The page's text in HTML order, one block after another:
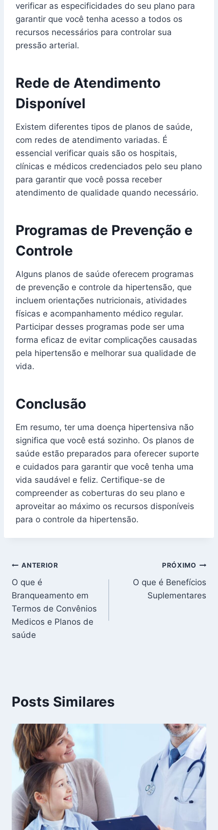
verificar as especificidades do seu plano para
garantir que você tenha acesso a todos os
recursos necessários para controlar sua
pressão arterial.
Rede de Atendimento
Disponível
Existem diferentes tipos de planos de saúde,
com redes de atendimento variadas. É
essencial verificar quais são os hospitais,
clínicas e médicos credenciados pelo seu plano
para garantir que você possa receber
atendimento de qualidade quando necessário.
Programas de Prevenção e
Controle
Alguns planos de saúde oferecem programas
de prevenção e controle da hipertensão, que
incluem orientações nutricionais, atividades
físicas e acompanhamento médico regular.
Participar desses programas pode ser uma
forma eficaz de evitar complicações causadas
pela hipertensão e melhorar sua qualidade de
vida.
Conclusão
Em resumo, ter uma doença hipertensiva não
significa que você está sozinho. Os planos de
saúde estão preparados para oferecer suporte
e cuidados para garantir que você tenha uma
vida saudável e feliz. Certifique-se de
compreender as coberturas do seu plano e
aproveitar ao máximo os recursos disponíveis
para o controle da hipertensão.
Navegação
de
Post
ANTERIOR
O que é
Branqueamento em
Termos de Convênios
Medicos e Planos de
saúde
PRÓXIMO
O que é Benefícios
Suplementares
Posts Similares